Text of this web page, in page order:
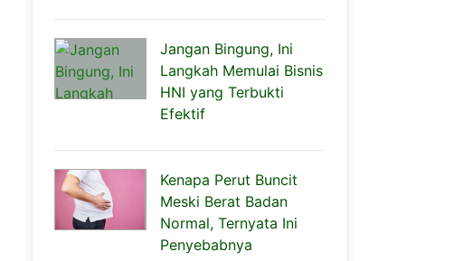
Jangan Bingung, Ini
Langkah Memulai Bisnis
HNI yang Terbukti
Efektif
Kenapa Perut Buncit
Meski Berat Badan
Normal, Ternyata Ini
Penyebabnya